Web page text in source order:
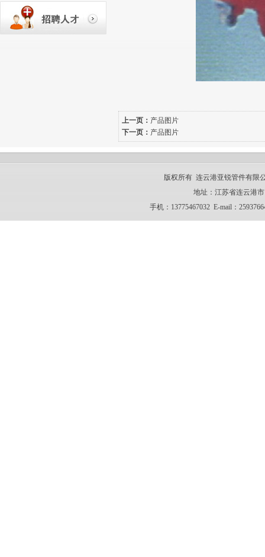
上一页： 产品图片
下一页： 产品图片
版权所有 连云港亚锐管件有
地址：江苏省连云港
手机：13775467032 E-mail：